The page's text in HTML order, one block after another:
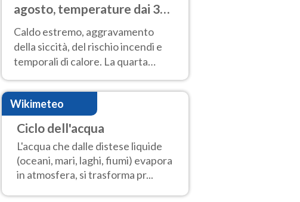
agosto, temperature dai 33
ai 40 gradi
Caldo estremo, aggravamento
della siccità, del rischio incendi e
temporali di calore. La quarta
intensa ondata di calore non dà
tregua e durerà fino Ferragosto
Wikimeteo
Ciclo dell'acqua
L'acqua che dalle distese liquide
(oceani, mari, laghi, fiumi) evapora
in atmosfera, si trasforma pr...